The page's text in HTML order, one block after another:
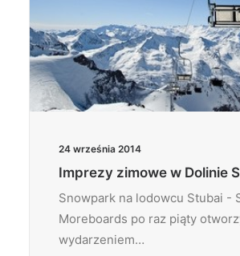
24 września 2014
Imprezy zimowe w Dolinie
Snowpark na lodowcu Stubai -
Moreboards po raz piąty
wydarzeniem…